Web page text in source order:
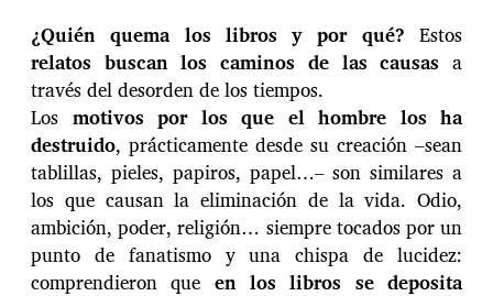
¿Quién quema los libros y por qué? Estos
relatos buscan los caminos de las causas a
través del desorden de los tiempos.
Los motivos por los que el hombre los ha
destruido, prácticamente desde su creación –sean
tablillas, pieles, papiros, papel…– son similares a
los que causan la eliminación de la vida. Odio,
ambición, poder, religión… siempre tocados por un
punto de fanatismo y una chispa de lucidez:
comprendieron que en los libros se deposita